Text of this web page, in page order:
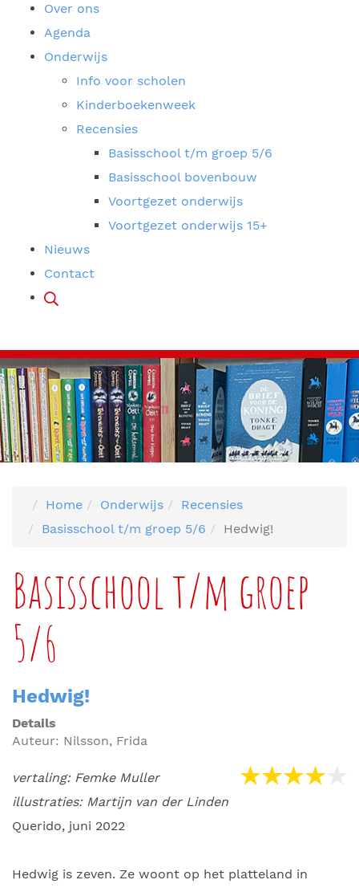
Over ons
Agenda
Onderwijs
Info voor scholen
Kinderboekenweek
Recensies
Basisschool t/m groep 5/6
Basisschool bovenbouw
Voortgezet onderwijs
Voortgezet onderwijs 15+
Nieuws
Contact
Home Onderwijs
Recensies
Basisschool t/m groep 5/6
Hedwig!
Basisschool t/m groep
5/6
Hedwig!
Details
Auteur: Nilsson, Frida
vertaling: Femke Muller
illustraties: Martijn van der Linden
Querido, juni 2022
Hedwig is zeven. Ze woont op het platteland in